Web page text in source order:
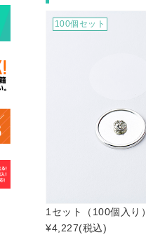
100個セット
1セット（100個入り）
¥4,227(税込)